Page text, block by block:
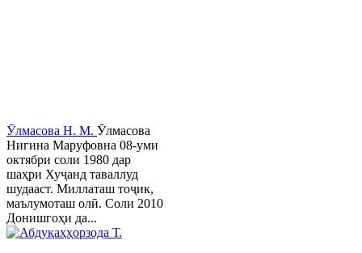
Ӯлмасова Н. М. Ӯлмасова
Нигина Маруфовна 08-уми
октябри соли 1980 дар
шаҳри Хуҷанд таваллуд
шудааст. Миллаташ тоҷик,
маълумоташ олӣ. Соли 2010
Донишгоҳи да...